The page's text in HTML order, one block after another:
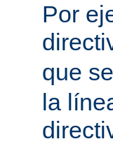
Por
que
la